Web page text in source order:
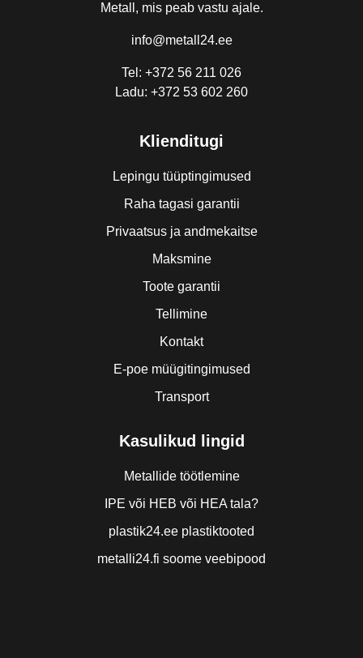
Metall, mis peab vastu ajale.
info@metall24.ee
Tel: +372 56 211 026
Ladu: +372 53 602 260
Klienditugi
Lepingu tüüptingimused
Raha tagasi garantii
Privaatsus ja andmekaitse
Maksmine
Toote garantii
Tellimine
Kontakt
E-poe müügitingimused
Transport
Kasulikud lingid
Metallide töötlemine
IPE või HEB või HEA tala?
plastik24.ee plastiktooted
metalli24.fi soome veebipood